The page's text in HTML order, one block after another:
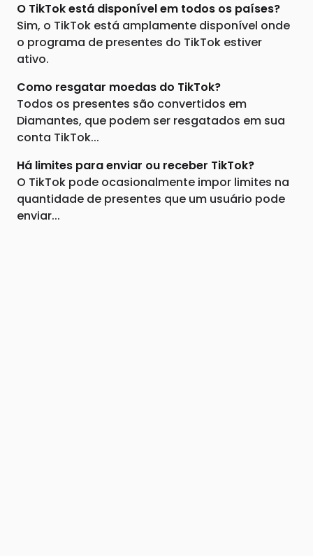
O TikTok está disponível em todos os países?
Sim, o TikTok está amplamente disponível onde
o programa de presentes do TikTok estiver
ativo.
Como resgatar moedas do TikTok?
Todos os presentes são convertidos em
Diamantes, que podem ser resgatados em sua
conta TikTok...
Há limites para enviar ou receber TikTok?
O TikTok pode ocasionalmente impor limites na
quantidade de presentes que um usuário pode
enviar...